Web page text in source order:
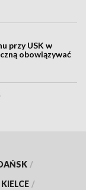
przy USK w
obowiązywać
/
KIELCE /